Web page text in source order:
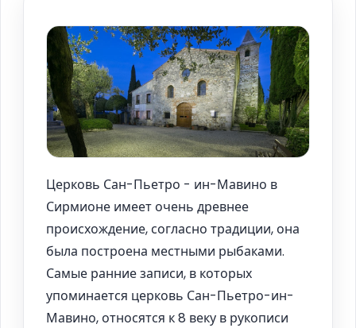
Церковь Сан-Пьетро - ин-Мавино в
Сирмионе имеет очень древнее
происхождение, согласно традиции, она
была построена местными рыбаками.
Самые ранние записи, в которых
упоминается церковь Сан-Пьетро-ин-
Мавино, относятся к 8 веку в рукописи